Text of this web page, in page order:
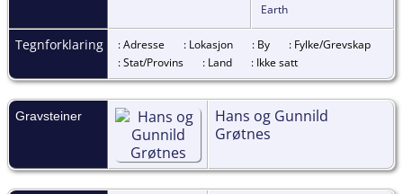
Earth
Tegnforklaring : Adresse : Lokasjon : By
: Fylke/Grevskap
: Stat/Provins
: Land : Ikke satt
Gravsteiner
Hans og Gunnild
Grøtnes